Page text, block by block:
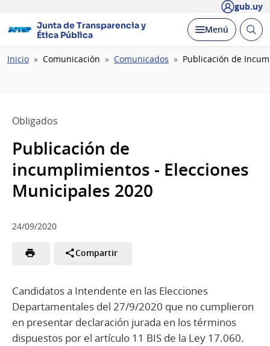
gub.uy
Junta de Transparencia y
Ética Pública
Desplegar
Menú Abrir
Ruta
Inicio Comunicación Comunicados Publicación de
Obligados
Publicación de
incumplimientos - Elecciones
Municipales 2020
24/09/2020
Compartir
Candidatos a Intendente en las Elecciones
Departamentales del 27/9/2020 que no cumplieron
en presentar declaración jurada en los términos
dispuestos por el artículo 11 BIS de la Ley 17.060.